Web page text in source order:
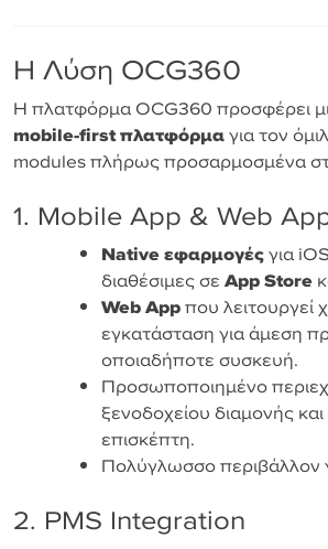
Η Λύση OCG360
Η πλατφόρμα OCG360 προσφέρει
mobile-first πλατφόρμαγια τον
modules πλήρως προσαρμοσμένα
1. Mobile App & Web
Native εφαρμογέςγια
διαθέσιμες σε App Store
Web Appπου λειτουργεί
εγκατάσταση για άμεση
οποιαδήποτε συσκευή.
Προσωποποιημένο
ξενοδοχείου διαμονής
επισκέπτη.
Πολύγλωσσο περιβάλλον
2. PMS Integration